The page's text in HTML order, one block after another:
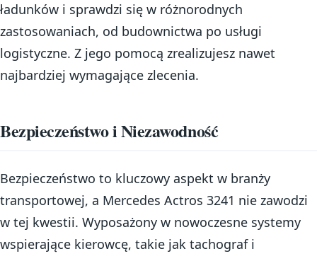
ładunków i sprawdzi się w różnorodnych
zastosowaniach, od budownictwa po usługi
logistyczne. Z jego pomocą zrealizujesz nawet
najbardziej wymagające zlecenia.
Bezpieczeństwo i Niezawodność
Bezpieczeństwo to kluczowy aspekt w branży
transportowej, a Mercedes Actros 3241 nie zawodzi
w tej kwestii. Wyposażony w nowoczesne systemy
wspierające kierowcę, takie jak tachograf i